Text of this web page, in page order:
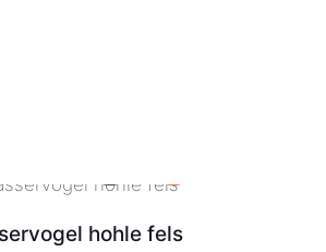
hohle fels